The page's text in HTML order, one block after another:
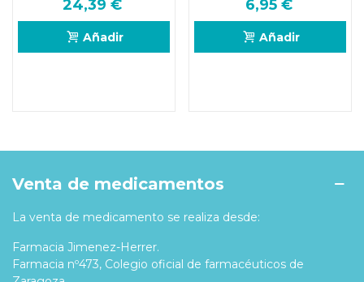
24,39 €
Añadir
6,95 €
Añadir
Venta de medicamentos
La venta de medicamento se realiza desde:
Farmacia Jimenez-Herrer.
Farmacia nº473, Colegio oficial de farmacéuticos de